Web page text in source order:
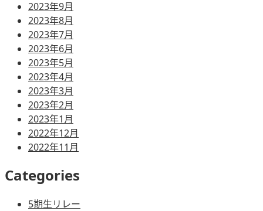
2023年9月
2023年8月
2023年7月
2023年6月
2023年5月
2023年4月
2023年3月
2023年2月
2023年1月
2022年12月
2022年11月
Categories
5期生リレー